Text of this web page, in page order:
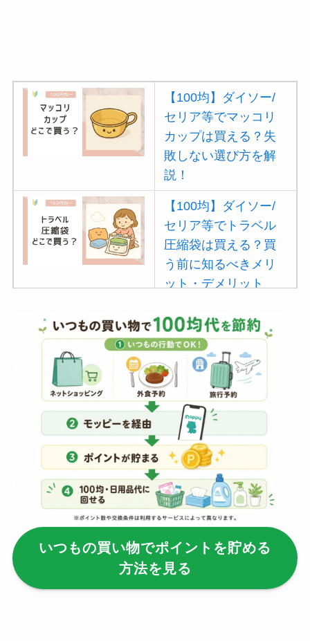
【100均】ダイソー/
セリア等でマッコリ
カップは買える？失
敗しない選び方を解
説！
【100均】ダイソー/
セリア等でトラベル
圧縮袋は買える？買
う前に知るべきメリ
ット・デメリット
【100均】ダイソー/
セリア等でポイズン
リムーバーは買え
る？使い方や選び方
を解説！
【100均】ダイソー/
セリア等でフロアラ
バーほうきは買え
る？選び方＆使い方
を徹底ガイド！
【100均】ダイソー/
セリア等でハンディ
ファンカバーは買え
いつもの買い物でポイントを貯める
方法を見る